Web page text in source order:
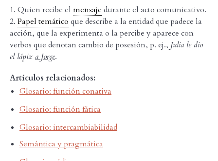
1. Quien recibe el mensaje durante el acto comunicativo.
2. Papel temático que describe a la entidad que padece la
acción, que la experimenta o la percibe y aparece con
verbos que denotan cambio de posesión, p. ej., Julia le dio
el lápiz a Jorge.
Artículos relacionados:
Glosario: función conativa
Glosario: función fática
Glosario: intercambiabilidad
Semántica y pragmática